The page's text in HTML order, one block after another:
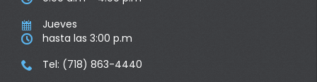
 Jueves
 hasta las 3:00 p.m
 Tel: (718) 863-4440